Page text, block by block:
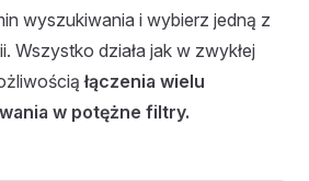
wyszukiwania i wybierz jedną z
Wszystko działa jak w zwykłej
łączenia wielu
w potężne filtry.